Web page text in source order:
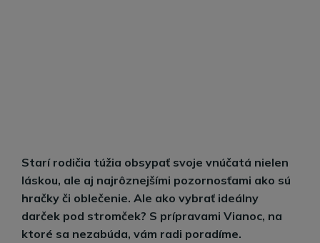
Starí rodičia túžia obsypať svoje vnúčatá nielen
láskou, ale aj najrôznejšími pozornosťami ako sú
hračky či oblečenie. Ale ako vybrať ideálny
darček pod stromček? S prípravami Vianoc, na
ktoré sa nezabúda, vám radi poradíme.